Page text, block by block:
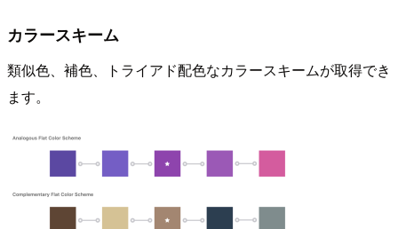
カラースキーム
類似色、補色、トライアド配色なカラースキームが取得でき
ます。